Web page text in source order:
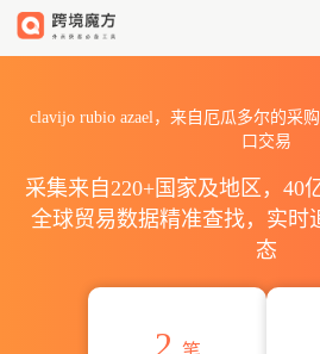
clavijo rubio azael，来自厄瓜多尔的采
口交易
采集来自220+国家及地区，40
全球贸易数据精准查找，实时
态
2